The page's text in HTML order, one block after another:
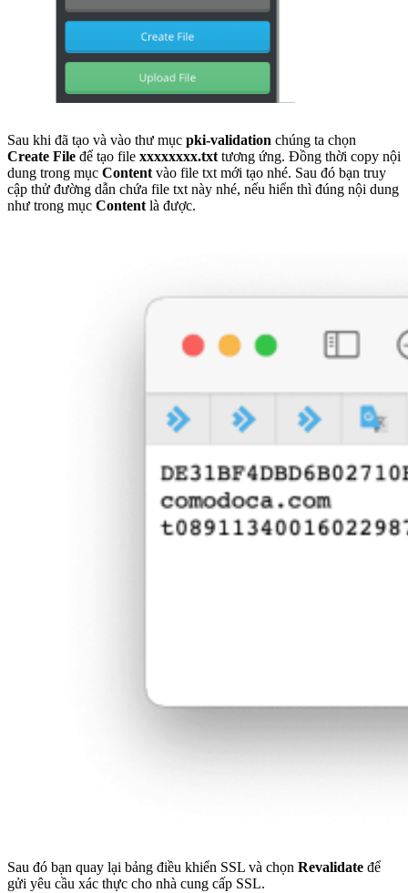
Sau khi đã tạo và vào thư mục pki-validation chúng ta chọn
Create File để tạo file xxxxxxxx.txt tương ứng. Đồng thời copy nội
dung trong mục Content vào file txt mới tạo nhé. Sau đó bạn truy
cập thử đường dẫn chứa file txt này nhé, nếu hiển thì đúng nội dung
như trong mục Content là được.
Sau đó bạn quay lại bảng điều khiển SSL và chọn Revalidate để
gửi yêu cầu xác thực cho nhà cung cấp SSL.